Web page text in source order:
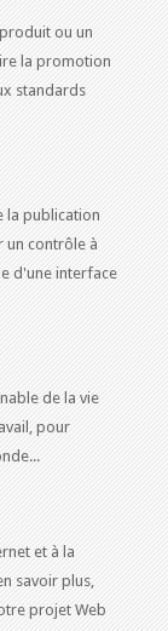
ou un
la promotion
standards
la publication
un contrôle à
d'une interface
de la vie
pour
et à la
savoir plus,
projet Web